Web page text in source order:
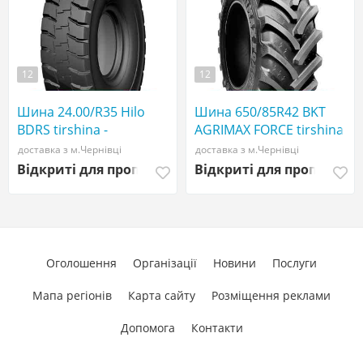
12
Шина 24.00/R35 Hilo
BDRS tirshina -
АГРОШИНА ☎️
0507773380
доставка з м.Чернівці
Відкриті для пропозицій
12
Шина 650/85R42 BKT
AGRIMAX FORCE tirshina -
АГРОШИНА ☎️
0507773380
доставка з м.Чернівці
Відкриті для
Оголошення Організації Новини Послуги
Мапа регіонів Карта сайту Розміщення реклами
Допомога Контакти